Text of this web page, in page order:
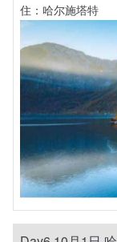
住：哈尔施塔特